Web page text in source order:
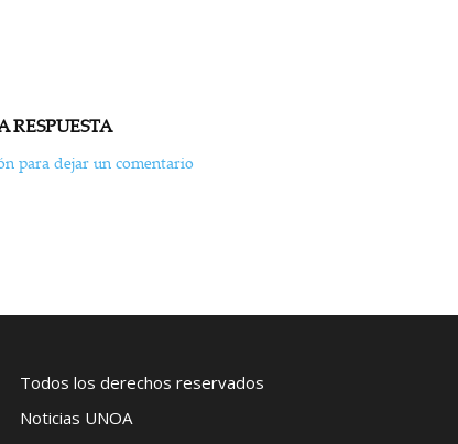
RESPUESTA
para dejar un comentario
Todos los derechos reservados
Noticias UNOA